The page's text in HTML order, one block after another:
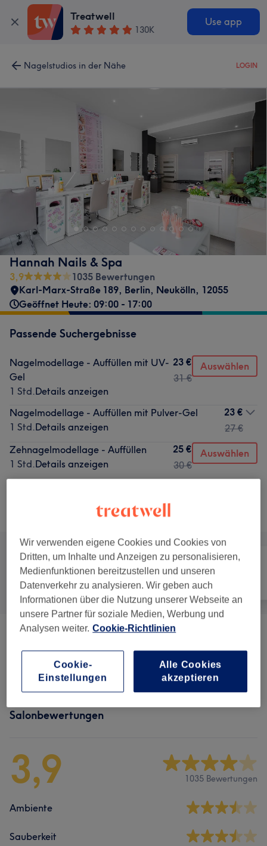
Treatwell
130K
Use app
Nagelstudios in der Nähe LOGIN
Hannah Nails & Spa
3,9
1035 Bewertungen
Karl-Marx-Straße 189, Berlin, Neukölln, 12055
Geöffnet Heute: 09:00 - 17:00
Passende Suchergebnisse
Nagelmodellage - Auffüllen mit UV-
Gel
1 Std.Details anzeigen
23 €
31 €
Auswählen
Nagelmodellage - Auffüllen mit Pulver-Gel
1 Std.Details anzeigen
23 €
27 €
Zehnagelmodellage - Auffüllen
1 Std.Details anzeigen
25 €
30 €
Auswählen
Nicht gefunden wonach du gesucht hast?
Alle Nägel
Nagelmodellagen ab 23 €
Salonbewertungen
3,9 1035 Bewertungen
Ambiente
Sauberkeit
Wir verwenden eigene Cookies und Cookies von
Dritten, um Inhalte und Anzeigen zu personalisieren,
Medienfunktionen bereitzustellen und unseren
Datenverkehr zu analysieren. Wir geben auch
Informationen über die Nutzung unserer Webseite an
unsere Partner für soziale Medien, Werbung und
Analysen weiter. Cookie-Richtlinien
Cookie-
Einstellungen
Alle Cookies
akzeptieren